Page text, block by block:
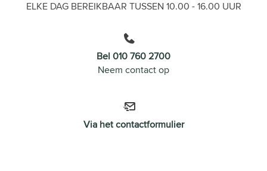
ELKE DAG BEREIKBAAR TUSSEN 10.00 - 16.00 UUR
Bel 010 760 2700
Neem contact op
Via het contactformulier